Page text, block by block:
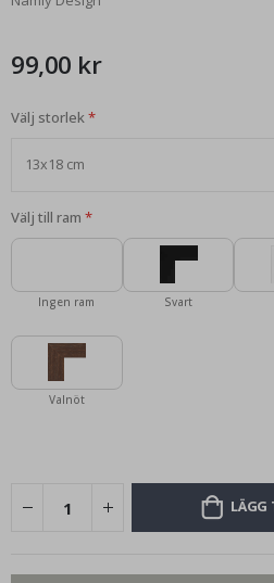
av
99,00 kr
Välj storlek
Välj till ram
Ingen ram Svart
Valnöt
LÄGG